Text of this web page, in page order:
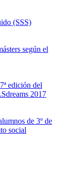
(SSS)
según el
edición del
2017
de 3º de
social